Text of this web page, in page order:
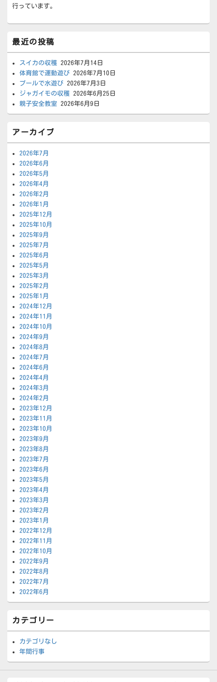
行っています。
最近の投稿
スイカの収穫 2026年7月14日
体育館で運動遊び 2026年7月10日
プールで水遊び 2026年7月3日
ジャガイモの収穫 2026年6月25日
親子安全教室 2026年6月9日
アーカイブ
2026年7月
2026年6月
2026年5月
2026年4月
2026年2月
2026年1月
2025年12月
2025年10月
2025年9月
2025年7月
2025年6月
2025年5月
2025年3月
2025年2月
2025年1月
2024年12月
2024年11月
2024年10月
2024年9月
2024年8月
2024年7月
2024年6月
2024年4月
2024年3月
2024年2月
2023年12月
2023年11月
2023年10月
2023年9月
2023年8月
2023年7月
2023年6月
2023年5月
2023年4月
2023年3月
2023年2月
2023年1月
2022年12月
2022年11月
2022年10月
2022年9月
2022年8月
2022年7月
2022年6月
カテゴリー
カテゴリなし
年間行事